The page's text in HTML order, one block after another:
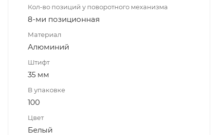
Кол-во позиций у поворотного механизма
8-ми позиционная
Материал
Алюминий
Штифт
35 мм
В упаковке
100
Цвет
Белый